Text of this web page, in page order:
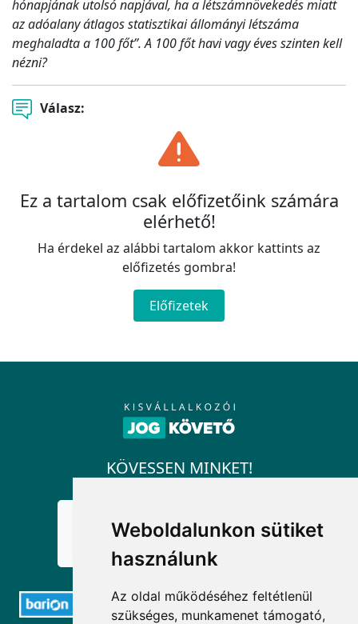
Weboldalunkon sütiket
használunk
Az oldal működéséhez feltétlenül
szükséges, munkamenet támogató,
hónapjának utolsó napjával, ha a létszámnövekedés miatt
az adóalany átlagos statisztikai állományi létszáma
meghaladta a 100 főt”. A 100 főt havi vagy éves szinten kell
nézni?
Válasz:
Ez a tartalom csak előfizetőink számára
elérhető!
Ha érdekel az alábbi tartalom akkor kattints az
előfizetés gombra!
Előfizetek
KÖVESSEN MINKET!